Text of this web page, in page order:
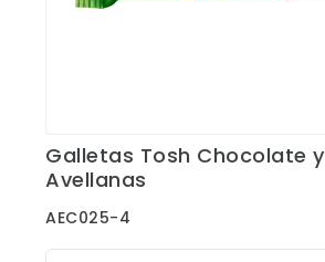
Ver Detalles
Galletas Tosh Chocolate y
Avellanas
AEC025-4